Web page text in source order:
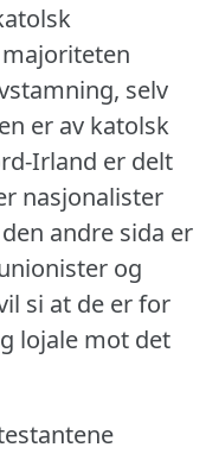
selv
er av katolsk
Irland er delt
nasjonalister
andre sida er
og
si at de er for
lojale mot det